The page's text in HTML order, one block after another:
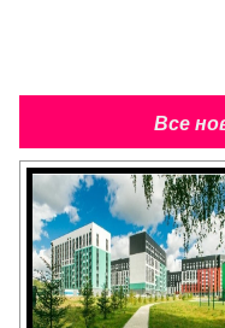
Все